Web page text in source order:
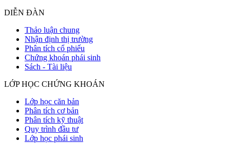
DIỄN ĐÀN
Thảo luận chung
Nhận định thị trường
Phân tích cổ phiếu
Chứng khoán phái sinh
Sách - Tài liệu
LỚP HỌC CHỨNG KHOÁN
Lớp học căn bản
Phân tích cơ bản
Phân tích kỹ thuật
Quy trình đầu tư
Lớp học phái sinh